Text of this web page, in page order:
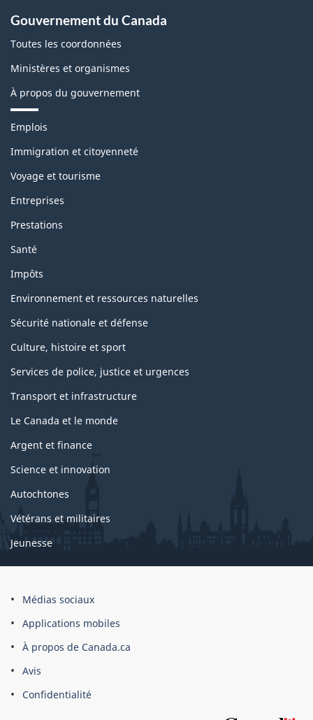
Gouvernement du Canada
Toutes les coordonnées
Ministères et organismes
À propos du gouvernement
T
è
e
e
t
s
u
j
e
s
Emplois
Immigration et citoyenneté
Voyage et tourisme
Entreprises
Prestations
Santé
Impôts
Environnement et ressources naturelles
Sécurité nationale et défense
Culture, histoire et sport
Services de police, justice et urgences
Transport et infrastructure
Le Canada et le monde
Argent et finance
Science et innovation
Autochtones
Vétérans et militaires
Jeunesse
Médias sociaux
Applications mobiles
À propos de Canada.ca
Avis
Confidentialité